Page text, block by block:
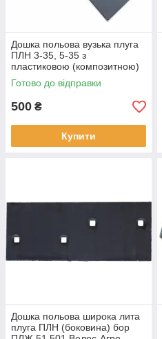
Дошка польова вузька плуга
ПЛН 3-35, 5-35 з
пластиковою (композитною)
вставкою
Готово до відправки
500 ₴
Купити
Дошка польова широка лита
плуга ПЛН (боковина) бор